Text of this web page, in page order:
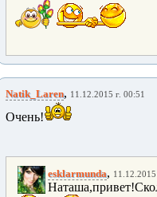
Natik_Laren, 11.12.2015 г. 00:51
Очень!
esklarmunda,